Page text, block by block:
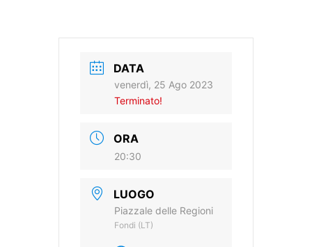
DATA
venerdì, 25 Ago 2023
Terminato!
ORA
20:30
LUOGO
Piazzale delle Regioni
Fondi (LT)